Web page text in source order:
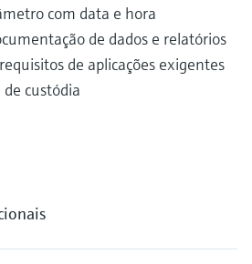
com data e hora
de dados e relatórios
de aplicações exigentes
custódia